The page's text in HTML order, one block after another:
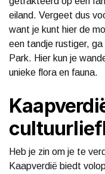
eiland. Vergeet dus
want je kunt hier de
een tandje rustiger,
Park. Hier kun je
unieke flora en fauna.
Heb je zin om je te
Kaapverdië biedt